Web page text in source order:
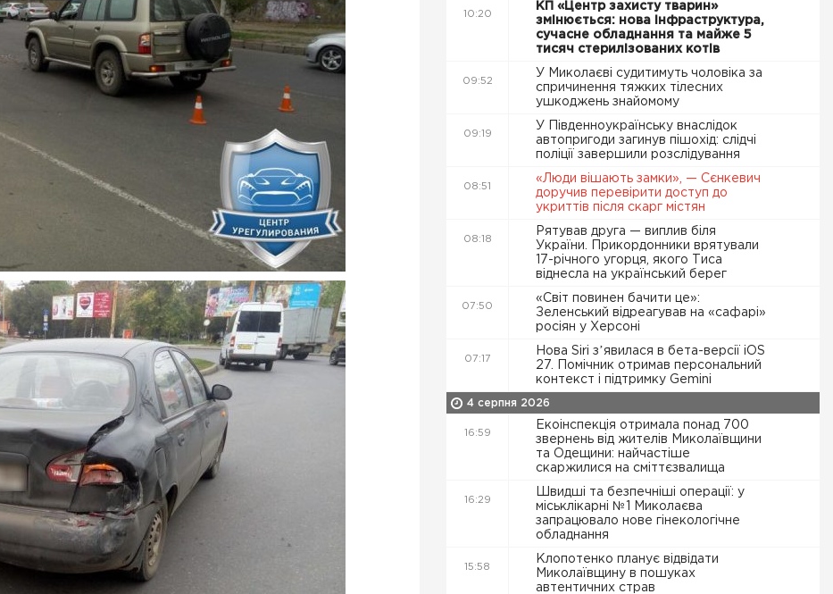
10:20
КП «Центр захисту тварин»
змінюється: нова інфраструктура,
сучасне обладнання та майже 5
тисяч стерилізованих котів
09:52
У Миколаєві судитимуть чоловіка за
спричинення тяжких тілесних
ушкоджень знайомому
09:19
У Південноукраїнську внаслідок
автопригоди загинув пішохід: слідчі
поліції завершили розслідування
08:51
«Люди вішають замки», — Сєнкевич
доручив перевірити доступ до
укриттів після скарг містян
08:18
Рятував друга — виплив біля
України. Прикордонники врятували
17-річного угорця, якого Тиса
віднесла на український берег
07:50
«Світ повинен бачити це»:
Зеленський відреагував на «сафарі»
росіян у Херсоні
07:17
Нова Siri зʼявилася в бета-версії iOS
27. Помічник отримав персональний
контекст і підтримку Gemini
4 серпня 2026
16:59
Екоінспекція отримала понад 700
звернень від жителів Миколаївщини
та Одещини: найчастіше
скаржилися на сміттєзвалища
16:29
Швидші та безпечніші операції: у
міськлікарні №1 Миколаєва
запрацювало нове гінекологічне
обладнання
15:58
Клопотенко планує відвідати
Миколаївщину в пошуках
автентичних страв